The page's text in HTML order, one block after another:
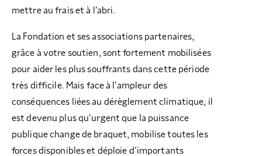
mettre au frais et à l’abri.
La Fondation et ses associations partenaires,
grâce à votre soutien, sont fortement mobilisées
pour aider les plus souffrants dans cette période
très difficile. Mais face à l’ampleur des
conséquences liées au dérèglement climatique, il
est devenu plus qu’urgent que la puissance
publique change de braquet, mobilise toutes les
forces disponibles et déploie d’importants